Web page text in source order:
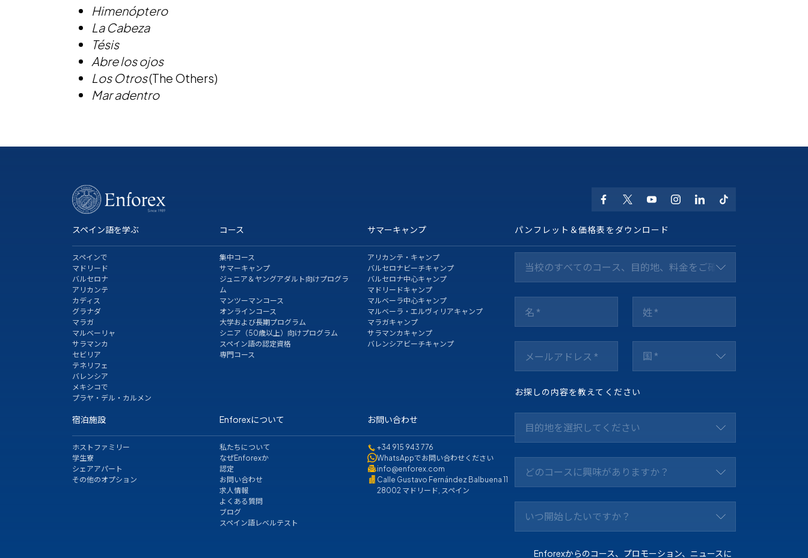
Himenóptero
La Cabeza
Tésis
Abre los ojos
Los Otros(The Others)
Mar adentro
スペイン語を学ぶ
スペインで
マドリード
バルセロナ
アリカンテ
カディス
グラナダ
マラガ
マルベーリャ
サラマンカ
セビリア
テネリフェ
バレンシア
メキシコで
プラヤ・デル・カルメン
コース
集中コース
サマーキャンプ
ジュニア＆ヤングアダルト向けプログラ
ム
マンツーマンコース
オンラインコース
大学および長期プログラム
シニア（50歳以上）向けプログラム
スペイン語の認定資格
専門コース
サマーキャンプ
アリカンテ・キャンプ
バルセロナビーチキャンプ
バルセロナ中心キャンプ
マドリードキャンプ
マルベーラ中心キャンプ
マルベーラ・エルヴィリアキャンプ
マラガキャンプ
サラマンカキャンプ
バレンシアビーチキャンプ
宿泊施設
ホストファミリー
学生寮
シェアアパート
その他のオプション
Enforexについて
私たちについて
なぜEnforexか
認定
お問い合わせ
求人情報
よくある質問
ブログ
スペイン語レベルテスト
お問い合わせ
+34 915 943 776
WhatsAppでお問い合わせください
info@enforex.com
Calle Gustavo Fernández Balbuena 11
28002 マドリード, スペイン
パンフレット＆価格表をダウンロード
当校のすべてのコース、目的地、料金をご確認ください *
国 *
お探しの内容を教えてください
目的地を選択してください
どのコースに興味がありますか？
いつ開始したいですか？
Enforexからのコース、プロモーション、ニュースに